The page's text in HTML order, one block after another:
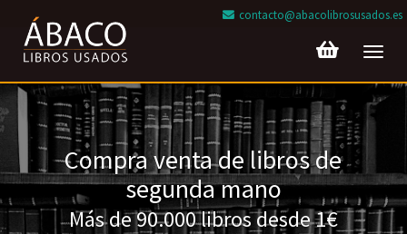
contacto@abacolibrosusados.es
Compra venta de libros de
segunda mano
Más de 90.000 libros desde 1€